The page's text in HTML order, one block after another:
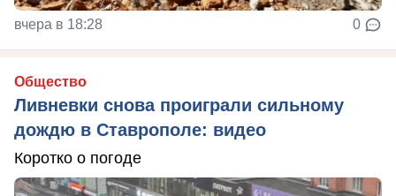
вчера в 18:28 0
Общество
Ливневки снова проиграли сильному
дождю в Ставрополе: видео
Коротко о погоде